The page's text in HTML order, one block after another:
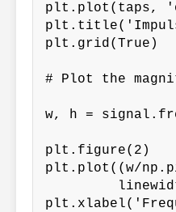
plt.plot(taps,
plt.grid(True)
# Plot the
w, h =
plt.figure(2)
plt.plot((w/